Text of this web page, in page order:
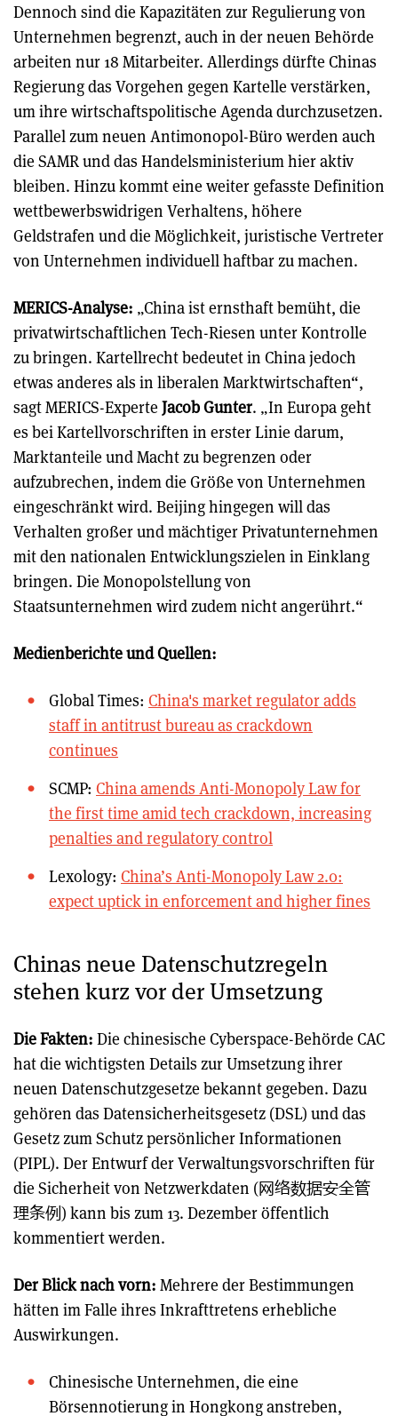
Dennoch sind die Kapazitäten zur Regulierung von
Unternehmen begrenzt, auch in der neuen Behörde
arbeiten nur 18 Mitarbeiter. Allerdings dürfte Chinas
Regierung das Vorgehen gegen Kartelle verstärken,
um ihre wirtschaftspolitische Agenda durchzusetzen.
Parallel zum neuen Antimonopol-Büro werden auch
die SAMR und das Handelsministerium hier aktiv
bleiben. Hinzu kommt eine weiter gefasste Definition
wettbewerbswidrigen Verhaltens, höhere
Geldstrafen und die Möglichkeit, juristische Vertreter
von Unternehmen individuell haftbar zu machen.
MERICS-Analyse: „China ist ernsthaft bemüht, die
privatwirtschaftlichen Tech-Riesen unter Kontrolle
zu bringen. Kartellrecht bedeutet in China jedoch
etwas anderes als in liberalen Marktwirtschaften“,
sagt MERICS-Experte Jacob Gunter. „In Europa geht
es bei Kartellvorschriften in erster Linie darum,
Marktanteile und Macht zu begrenzen oder
aufzubrechen, indem die Größe von Unternehmen
eingeschränkt wird. Beijing hingegen will das
Verhalten großer und mächtiger Privatunternehmen
mit den nationalen Entwicklungszielen in Einklang
bringen. Die Monopolstellung von
Staatsunternehmen wird zudem nicht angerührt.“
Medienberichte und Quellen:
Global Times: China's market regulator adds
staff in antitrust bureau as crackdown
continues
SCMP: China amends Anti-Monopoly Law for
the first time amid tech crackdown, increasing
penalties and regulatory control
Lexology: China’s Anti-Monopoly Law 2.0:
expect uptick in enforcement and higher fines
Chinas neue Datenschutzregeln
stehen kurz vor der Umsetzung
Die Fakten: Die chinesische Cyberspace-Behörde CAC
hat die wichtigsten Details zur Umsetzung ihrer
neuen Datenschutzgesetze bekannt gegeben. Dazu
gehören das Datensicherheitsgesetz (DSL) und das
Gesetz zum Schutz persönlicher Informationen
(PIPL). Der Entwurf der Verwaltungsvorschriften für
die Sicherheit von Netzwerkdaten (网络数据安全管
理条例) kann bis zum 13. Dezember öffentlich
kommentiert werden.
Der Blick nach vorn: Mehrere der Bestimmungen
hätten im Falle ihres Inkrafttretens erhebliche
Auswirkungen.
Chinesische Unternehmen, die eine
Börsennotierung in Hongkong anstreben,